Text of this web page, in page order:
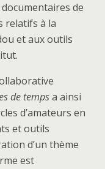
de
relatifs à la
et aux outils
de tempsa ainsi
d’amateurs en
et outils
d’un thème
est